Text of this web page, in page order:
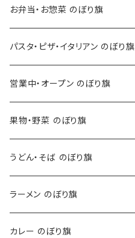
お弁当・お惣菜 のぼり旗
パスタ・ピザ・イタリアン のぼり旗
営業中・オープン のぼり旗
果物・野菜 のぼり旗
うどん・そば のぼり旗
ラーメン のぼり旗
カレー のぼり旗